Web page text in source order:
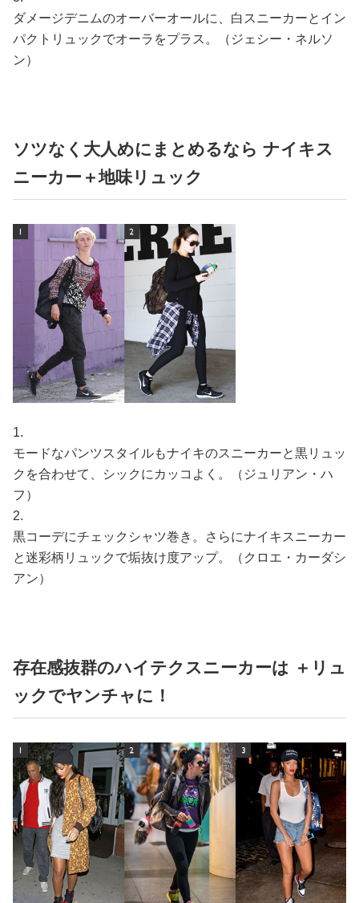
ダメージデニムのオーバーオールに、白スニーカーとイン
パクトリュックでオーラをプラス。（ジェシー・ネルソ
ン）
ソツなく大人めにまとめるなら ナイキス
ニーカー＋地味リュック
1.
モードなパンツスタイルもナイキのスニーカーと黒リュッ
クを合わせて、シックにカッコよく。（ジュリアン・ハ
フ）
2.
黒コーデにチェックシャツ巻き。さらにナイキスニーカー
と迷彩柄リュックで垢抜け度アップ。（クロエ・カーダシ
アン）
存在感抜群のハイテクスニーカーは ＋リュ
ックでヤンチャに！